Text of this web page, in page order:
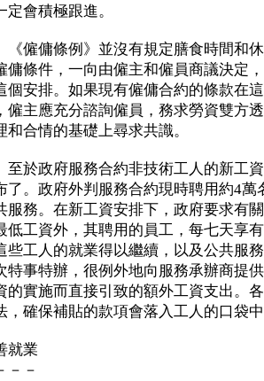
定會積極跟進。
傭條例》並沒有規定膳食時間和休
傭條件，一向由僱主和僱員商議決定
個安排。如果現有僱傭合約的條款在
僱主應充分諮詢僱員，務求勞資雙方
和合情的基礎上尋求共識。
政府服務合約非技術工人的新工資
了。政府外判服務合約現時聘用約4
服務。在新工資安排下，政府要求有
低工資外，其聘用的員工，每七天享
些工人的就業得以繼續，以及公共服
特事特辦，很例外地向服務承辦商提
的實施而直接引致的額外工資支出。
，確保補貼的款項會落入工人的口袋
就業
－－